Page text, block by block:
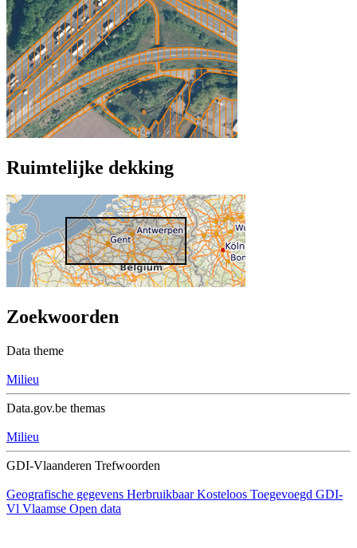
Ruimtelijke dekking
Zoekwoorden
Data theme
Milieu
Data.gov.be themas
Milieu
GDI-Vlaanderen Trefwoorden
Geografische gegevens Herbruikbaar Kosteloos Toegevoegd GDI-
Vl Vlaamse Open data